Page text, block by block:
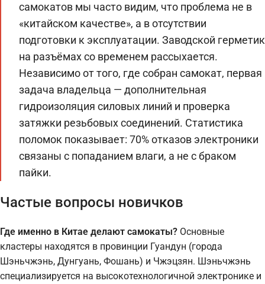
самокатов мы часто видим, что проблема не в
«китайском качестве», а в отсутствии
подготовки к эксплуатации. Заводской герметик
на разъёмах со временем рассыхается.
Независимо от того, где собран самокат, первая
задача владельца — дополнительная
гидроизоляция силовых линий и проверка
затяжки резьбовых соединений. Статистика
поломок показывает: 70% отказов электроники
связаны с попаданием влаги, а не с браком
пайки.
Частые вопросы новичков
Где именно в Китае делают самокаты? Основные
кластеры находятся в провинции Гуандун (города
Шэньчжэнь, Дунгуань, Фошань) и Чжэцзян. Шэньчжэнь
специализируется на высокотехнологичной электронике и